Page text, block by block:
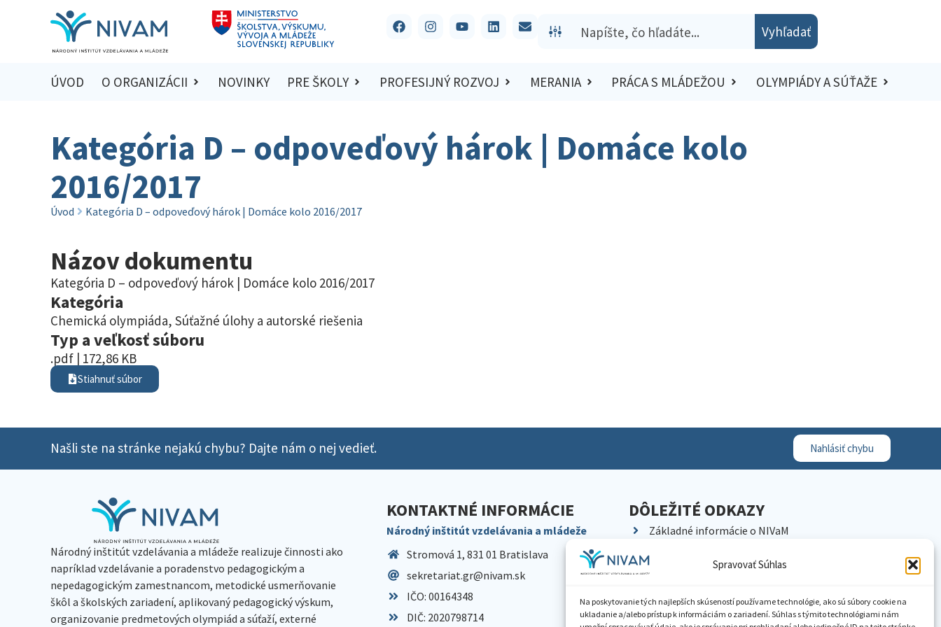
Spravovať Súhlas
Na poskytovanie tých najlepších skúseností používame technológie, ako sú súbory cookie na
ukladanie a/alebo prístup k informáciám o zariadení. Súhlas s týmito technológiami nám
Vyhľadať
ÚVOD O ORGANIZÁCII NOVINKY PRE ŠKOLY PROFESIJNÝ ROZVOJ MERANIA PRÁCA S MLÁDEŽOU OLYMPIÁDY A SÚŤAŽE
Kategória D – odpoveďový hárok | Domáce kolo
2016/2017
Úvod Kategória D – odpoveďový hárok | Domáce kolo 2016/2017
Názov dokumentu
Kategória D – odpoveďový hárok | Domáce kolo 2016/2017
Kategória
Chemická olympiáda, Súťažné úlohy a autorské riešenia
Typ a veľkosť súboru
.pdf | 172,86 KB
Stiahnuť súbor
Našli ste na stránke nejakú chybu? Dajte nám o nej vedieť. Nahlásiť chybu
Národný inštitút vzdelávania a mládeže realizuje činnosti ako
napríklad vzdelávanie a poradenstvo pedagogickým a
nepedagogickým zamestnancom, metodické usmerňovanie
škôl a školských zariadení, aplikovaný pedagogický výskum,
organizovanie predmetových olympiád a súťaží, externé
KONTAKTNÉ INFORMÁCIE
Národný inštitút vzdelávania a mládeže
Stromová 1, 831 01 Bratislava
sekretariat.gr@nivam.sk
IČO: 00164348
DIČ: 2020798714
DÔLEŽITÉ ODKAZY
Základné informácie o NIVaM
Kariéra
Pracoviská NIVaM